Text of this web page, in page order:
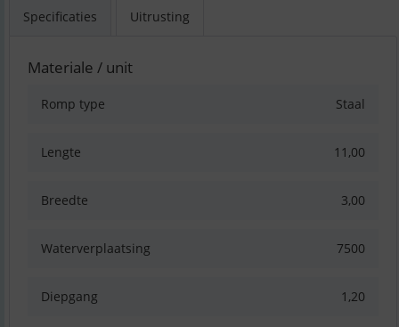
Specificaties Uitrusting
Materiale / unit
Romp type Staal
Lengte 11,00
Breedte 3,00
Waterverplaatsing 7500
Diepgang 1,20